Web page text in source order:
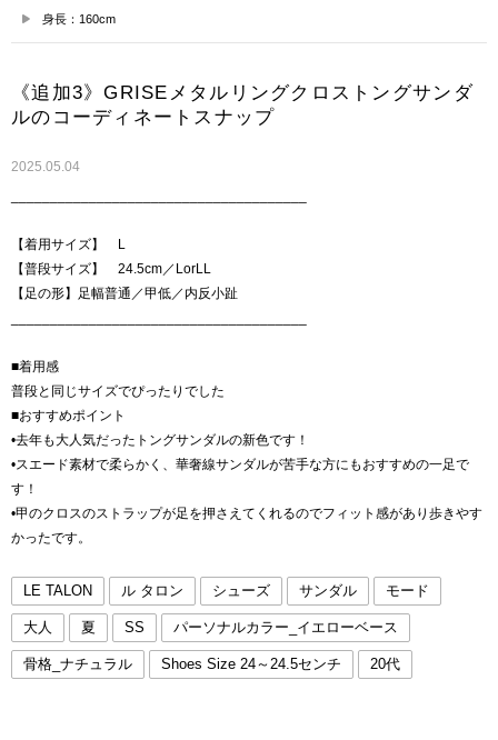
身長：160cm
《追加3》GRISEメタルリングクロストングサンダ
ルのコーディネートスナップ
2025.05.04
【着用サイズ】 L
【普段サイズ】 24.5cm／LorLL
【足の形】足幅普通／甲低／内反小趾
■着用感
普段と同じサイズでぴったりでした
■おすすめポイント
•去年も大人気だったトングサンダルの新色です！
•スエード素材で柔らかく、華奢線サンダルが苦手な方にもおすすめの一足で
す！
•甲のクロスのストラップが足を押さえてくれるのでフィット感があり歩きやす
かったです。
LE TALON ル タロン シューズ サンダル モード
大人 夏 SS パーソナルカラー_イエローベース
骨格_ナチュラル Shoes Size 24～24.5センチ 20代